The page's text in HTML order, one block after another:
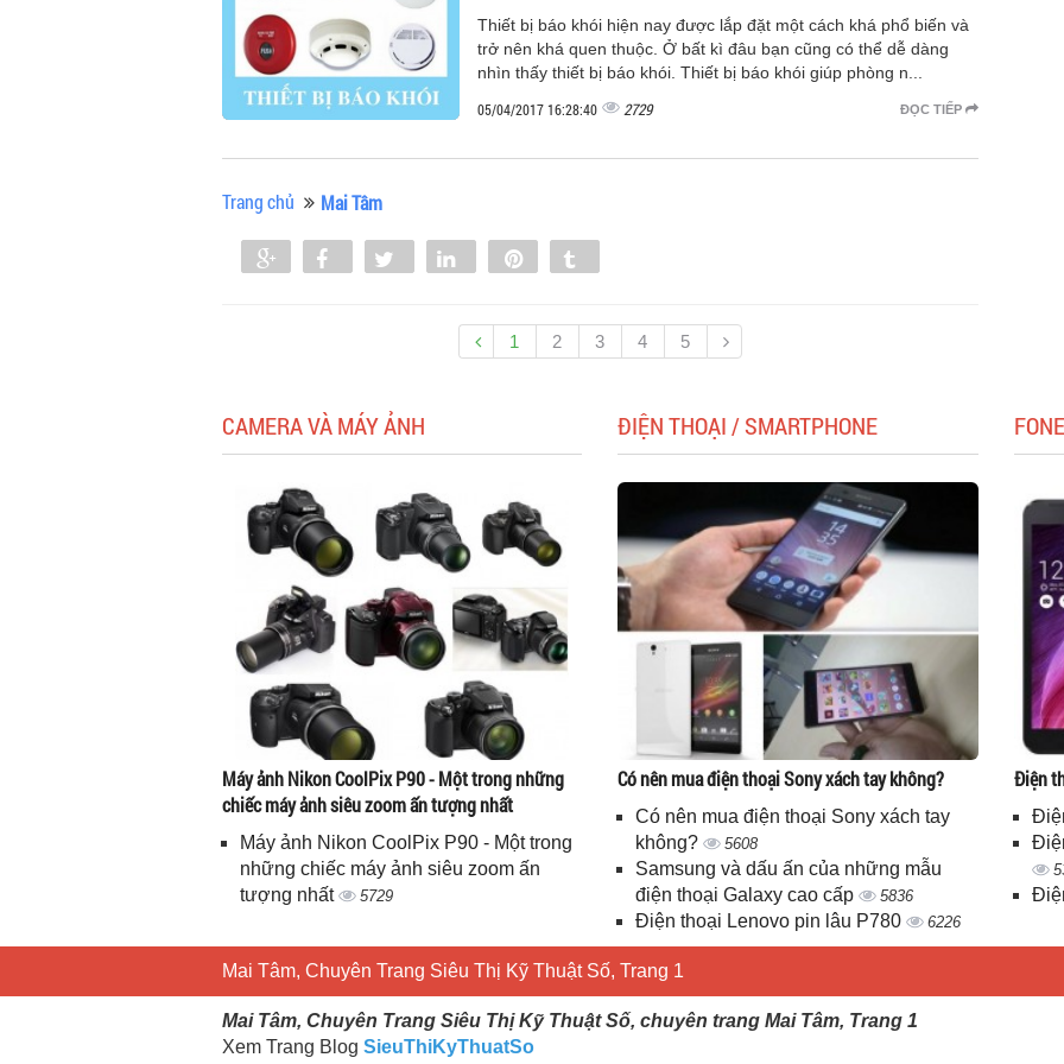
Thiết bị báo khói hiện nay được lắp đặt một cách khá phổ biến và
trở nên khá quen thuộc. Ở bất kì đâu bạn cũng có thể dễ dàng
nhìn thấy thiết bị báo khói. Thiết bị báo khói giúp phòng n...
ĐỌC TIẾP
05/04/2017 16:28:40 2729
Trang chủ Mai Tâm
Share Share Tweet Share
1 2 3 4 5
CAMERA VÀ MÁY ẢNH
Máy ảnh Nikon CoolPix P90 - Một trong những
chiếc máy ảnh siêu zoom ấn tượng nhất
Máy ảnh Nikon CoolPix P90 - Một trong
những chiếc máy ảnh siêu zoom ấn
tượng nhất
5729
ĐIỆN THOẠI / SMARTPHONE
Có nên mua điện thoại Sony xách tay không?
Có nên mua điện thoại Sony xách tay
không?
5608
Samsung và dấu ấn của những mẫu
điện thoại Galaxy cao cấp
5836
Điện thoại Lenovo pin lâu P780 6226
Điện
Mai Tâm, Chuyên Trang Siêu Thị Kỹ Thuật Số, Trang 1
Mai Tâm, Chuyên Trang Siêu Thị Kỹ Thuật Số, chuyên trang Mai Tâm, Trang 1
Xem Trang Blog SieuThiKyThuatSo